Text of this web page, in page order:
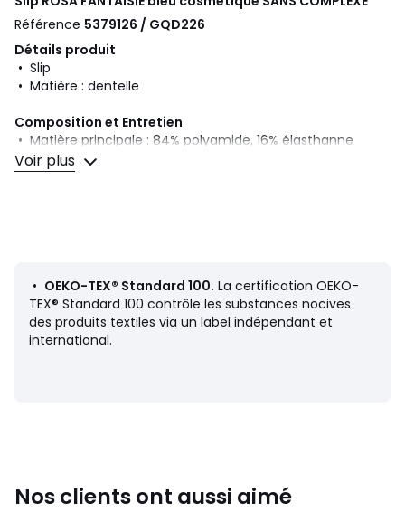
Référence 5379126 / GQD226
Détails produit
• Slip
• Matière : dentelle
Composition et Entretien
• Matière principale : 84% polyamide, 16% élasthanne
• Doublure fond : 100% coton
• Secondaire : 91% polyamide, 9% élasthanne
Couleurs Bleu cosmétique
Tailles 38/40 FR - 36/38 EU, 42/44 FR - 40/42 EU, 46/48
FR - 44/46 EU, 50/52 FR - 48/50 EU
Voir plus
• OEKO-TEX® Standard 100. La certification OEKO-
TEX® Standard 100 contrôle les substances nocives
des produits textiles via un label indépendant et
international.
Nos clients ont aussi aimé